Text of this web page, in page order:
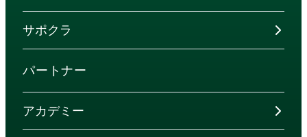
サポクラ
パートナー
アカデミー